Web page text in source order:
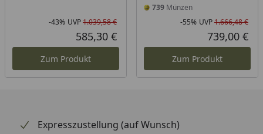
Rabatt in Prozent
-43%
Ursprünglicher Preis
UVP1.039,58 €
Aktueller Preis
585,30 €
Zum Produkt
739Münzen
-55% UVP1.666,48 €
739,00 €
Zum Produkt
Expresszustellung (auf Wunsch)